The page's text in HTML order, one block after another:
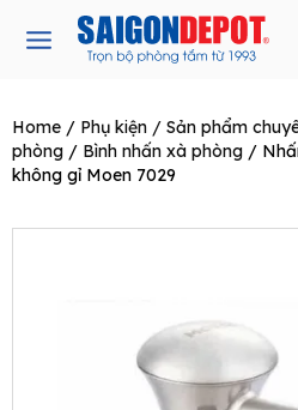
Main
Home / Phụ kiện / Sản phẩm
phòng / Bình nhấn xà phòng /
không gỉ Moen 7029